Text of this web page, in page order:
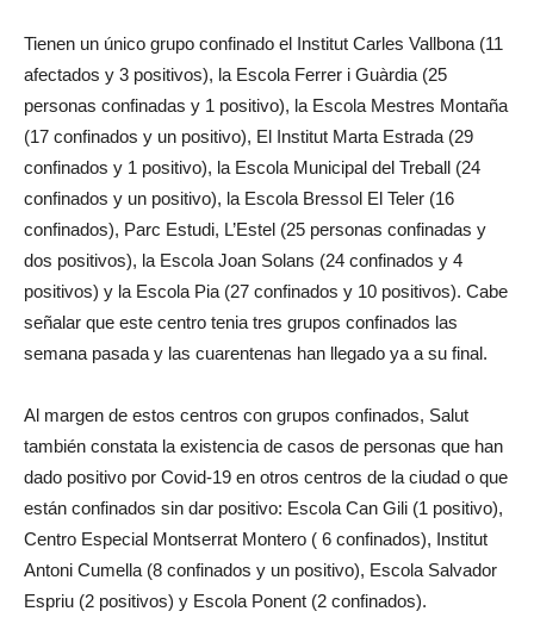
Tienen un único grupo confinado el Institut Carles Vallbona (11
afectados y 3 positivos), la Escola Ferrer i Guàrdia (25
personas confinadas y 1 positivo), la Escola Mestres Montaña
(17 confinados y un positivo), El Institut Marta Estrada (29
confinados y 1 positivo), la Escola Municipal del Treball (24
confinados y un positivo), la Escola Bressol El Teler (16
confinados), Parc Estudi, L’Estel (25 personas confinadas y
dos positivos), la Escola Joan Solans (24 confinados y 4
positivos) y la Escola Pia (27 confinados y 10 positivos). Cabe
señalar que este centro tenia tres grupos confinados las
semana pasada y las cuarentenas han llegado ya a su final.
Al margen de estos centros con grupos confinados, Salut
también constata la existencia de casos de personas que han
dado positivo por Covid-19 en otros centros de la ciudad o que
están confinados sin dar positivo: Escola Can Gili (1 positivo),
Centro Especial Montserrat Montero ( 6 confinados), Institut
Antoni Cumella (8 confinados y un positivo), Escola Salvador
Espriu (2 positivos) y Escola Ponent (2 confinados).